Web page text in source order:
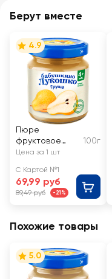
Берут вместе
4.9
Пюре
фруктовое
БАБУШКИНО
Груша без
сахара, с 4
месяцев
100г
Цена за 1 шт
С Картой №1
69,99 руб
89,49 руб -21%
Похожие товары
5.0